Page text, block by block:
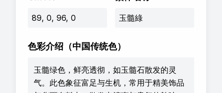
89, 0, 96, 0 玉髓綠
色彩介绍 （中国传统色）
玉髓绿色，鲜亮透彻，如玉髓石散发的灵
气。此色象征富足与生机，常用于精美饰品